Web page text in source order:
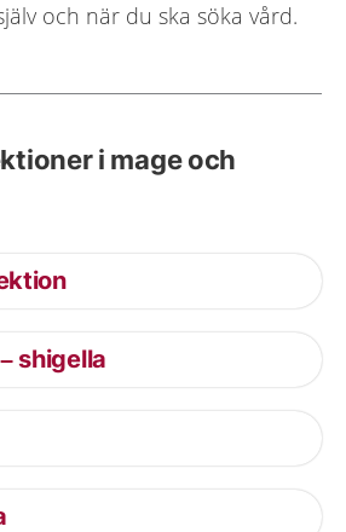
och när du ska söka vård.
i mage och
shigella